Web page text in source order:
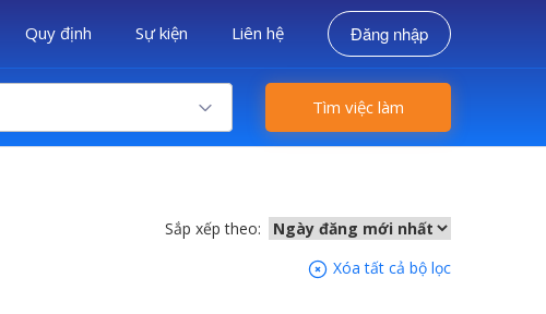
Quy định Sự kiện Liên hệ Đăng nhập
Tìm việc làm
Sắp xếp theo:
Xóa tất cả bộ lọc